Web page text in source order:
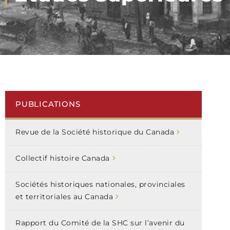
PUBLICATIONS
Revue de la Société historique du Canada
Collectif histoire Canada
Sociétés historiques nationales, provinciales
et territoriales au Canada
Rapport du Comité de la SHC sur l’avenir du